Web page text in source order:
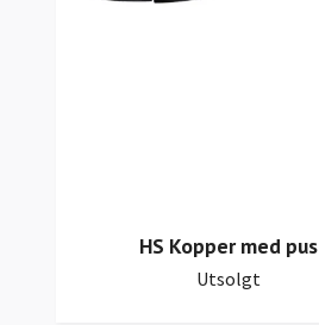
HS Kopper med pus
Utsolgt